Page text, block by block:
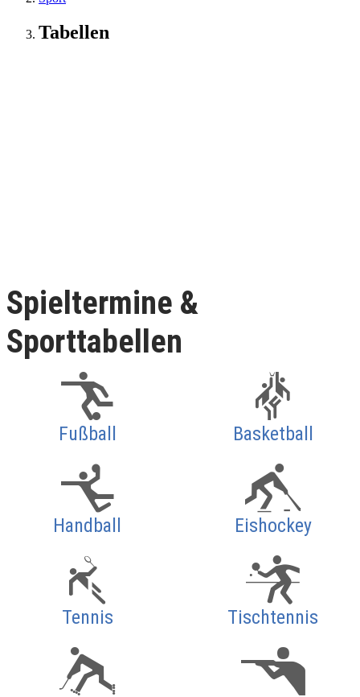
Tabellen
Spieltermine &
Sporttabellen
Fußball Basketball
Handball Eishockey
Tennis Tischtennis